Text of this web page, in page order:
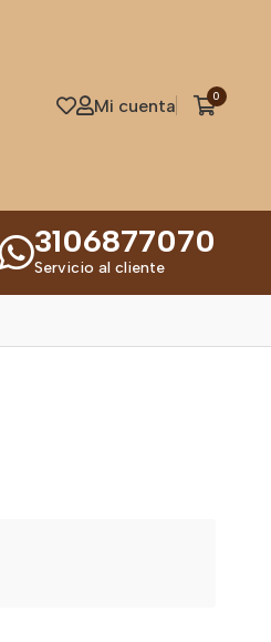
Mi cuenta 0
3106877070
Servicio al cliente